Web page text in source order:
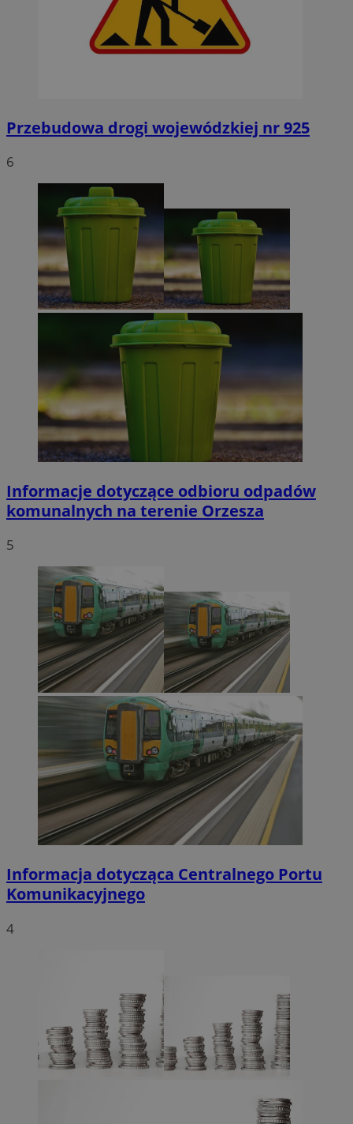
Przebudowa drogi wojewódzkiej nr 925
6
Informacje dotyczące odbioru odpadów
komunalnych na terenie Orzesza
5
Informacja dotycząca Centralnego Portu
Komunikacyjnego
4